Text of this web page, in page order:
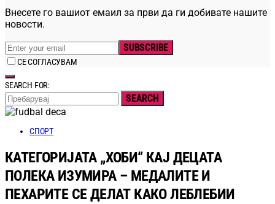
Внесете го вашиот емаил за први да ги добивате нашите
новости.
SUBSCRIBE
СЕ СОГЛАСУВАМ
SEARCH FOR:
SEARCH
СПОРТ
КАТЕГОРИЈАТА „ХОБИ“ КАЈ ДЕЦАТА
ПОЛЕКА ИЗУМИРА – МЕДАЛИТЕ И
ПЕХАРИТЕ СЕ ДЕЛАТ КАКО ЛЕБЛЕБИИ